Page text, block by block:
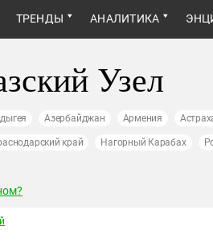
ТРЕНДЫ АНАЛИТИКА
Узел
Азербайджан Армения
край Нагорный Карабах